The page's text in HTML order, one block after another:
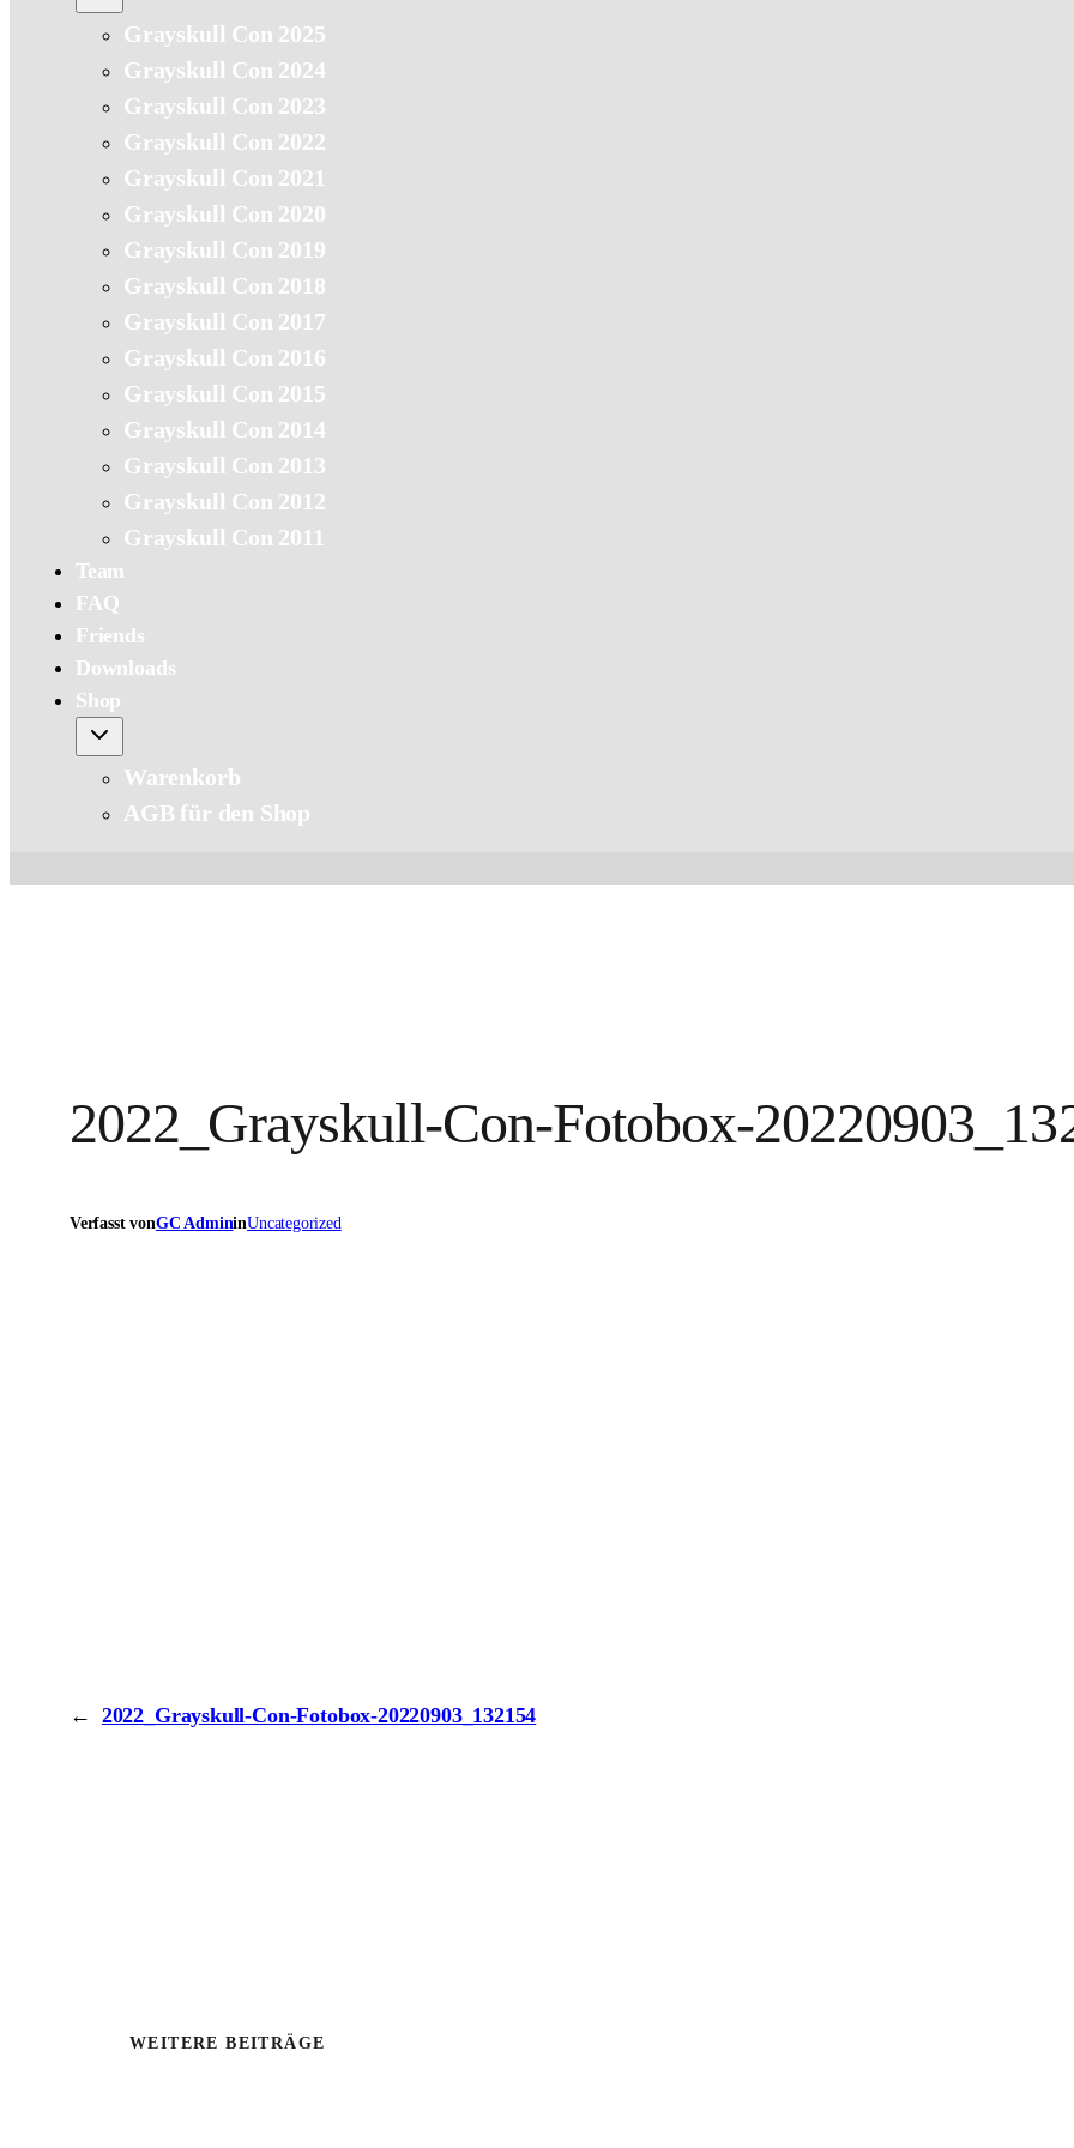
Grayskull Con 2025
Grayskull Con 2024
Grayskull Con 2023
Grayskull Con 2022
Grayskull Con 2021
Grayskull Con 2020
Grayskull Con 2019
Grayskull Con 2018
Grayskull Con 2017
Grayskull Con 2016
Grayskull Con 2015
Grayskull Con 2014
Grayskull Con 2013
Grayskull Con 2012
Grayskull Con 2011
Team
FAQ
Friends
Downloads
Shop
Warenkorb
AGB für den Shop
2022_Grayskull-Con-Fotobox-
Verfasst vonGC AdmininUncategorized
← 2022_Grayskull-Con-Fotobox-20220903_132154
WEITERE BEITRÄGE